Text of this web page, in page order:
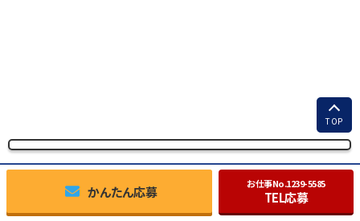
お仕事No.1239-5585
TEL応募
かんたん応募
TOP